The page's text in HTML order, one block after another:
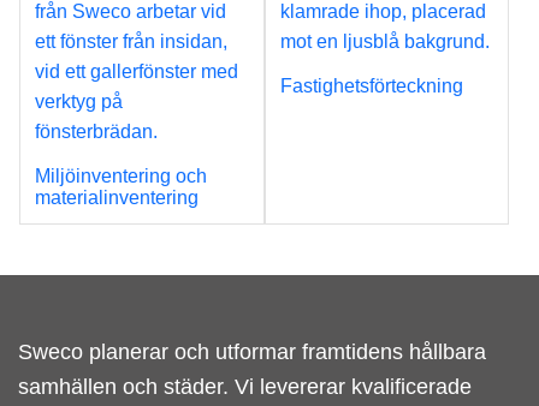
Miljöinventering och
materialinventering
Fastighetsförteckning
Sweco planerar och utformar framtidens hållbara
samhällen och städer. Vi levererar kvalificerade